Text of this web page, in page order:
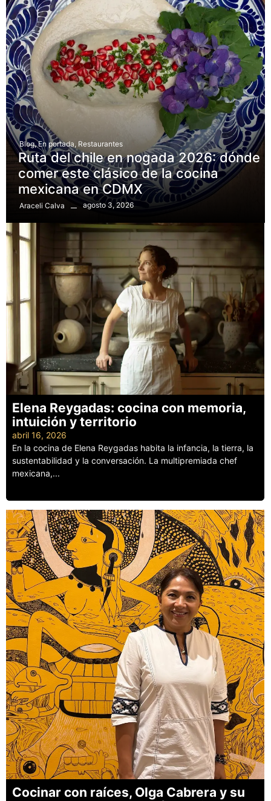
Blog, En portada Restaurantes
Ruta del chile en nogada 2026: dónde
comer este clásico de la cocina
mexicana en CDMX
Araceli Calva agosto 3, 2026
Elena Reygadas: cocina con memoria,
intuición y territorio
abril 16, 2026
En la cocina de Elena Reygadas habita la infancia, la tierra, la
sustentabilidad y la conversación. La multipremiada chef
mexicana,...
Cocinar con raíces, Olga Cabrera y su